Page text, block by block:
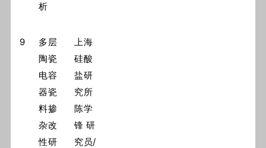
析
9
多层
陶瓷
电容
器瓷
料掺
杂改
性研
上海
硅酸
盐研
究所
陈学
锋 研
究员/